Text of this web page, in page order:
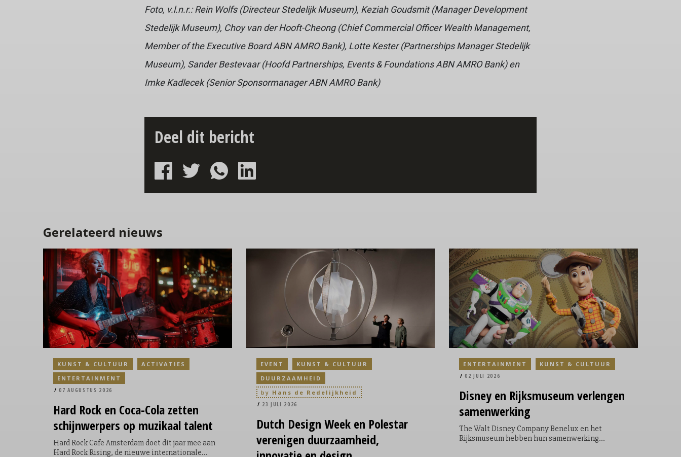
Foto, v.l.n.r.: Rein Wolfs (Directeur Stedelijk Museum), Keziah Goudsmit (Manager Development
Stedelijk Museum), Choy van der Hooft-Cheong (Chief Commercial Officer Wealth Management,
Member of the Executive Board ABN AMRO Bank), Lotte Kester (Partnerships ManagerStedelijk
Museum), Sander Bestevaar (Hoofd Partnerships, Events & Foundations ABN AMRO Bank) en
Imke Kadlecek (Senior Sponsormanager ABN AMRO Bank)
Deel dit bericht
Gerelateerd nieuws
Hard Rock en Coca-Cola zetten
schijnwerpers op muzikaal talent
Hard Rock Cafe Amsterdam doet dit jaar mee aan
Hard Rock Rising, de nieuwe internationale
KUNST & CULTUUR
ACTIVATIES
ENTERTAINMENT
07 AUGUSTUS 2026
Dutch Design Week en Polestar
verenigen duurzaamheid,
EVENT
KUNST & CULTUUR
DUURZAAMHEID
by Hans de Redelijkheid
23 JULI 2026
Disney en Rijksmuseum verlengen
samenwerking
The Walt Disney Company Benelux en het
Rijksmuseum hebben hun samenwerking
ENTERTAINMENT KUNST & CULTUUR
02 JULI 2026